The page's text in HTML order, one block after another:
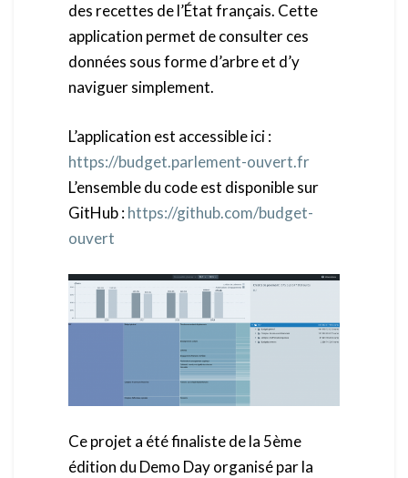
des recettes de l’État français. Cette
application permet de consulter ces
données sous forme d’arbre et d’y
naviguer simplement.
L’application est accessible ici :
https://budget.parlement-ouvert.fr
L’ensemble du code est disponible sur
GitHub :https://github.com/budget-
ouvert
Ce projet a été finaliste de la 5ème
édition du Demo Day organisé par la